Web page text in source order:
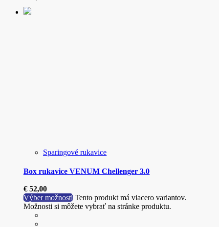
Sparingové rukavice
Box rukavice VENUM Chellenger 3.0
€ 52,00
Výber možností Tento produkt má viacero variantov.
Možnosti si môžete vybrať na stránke produktu.